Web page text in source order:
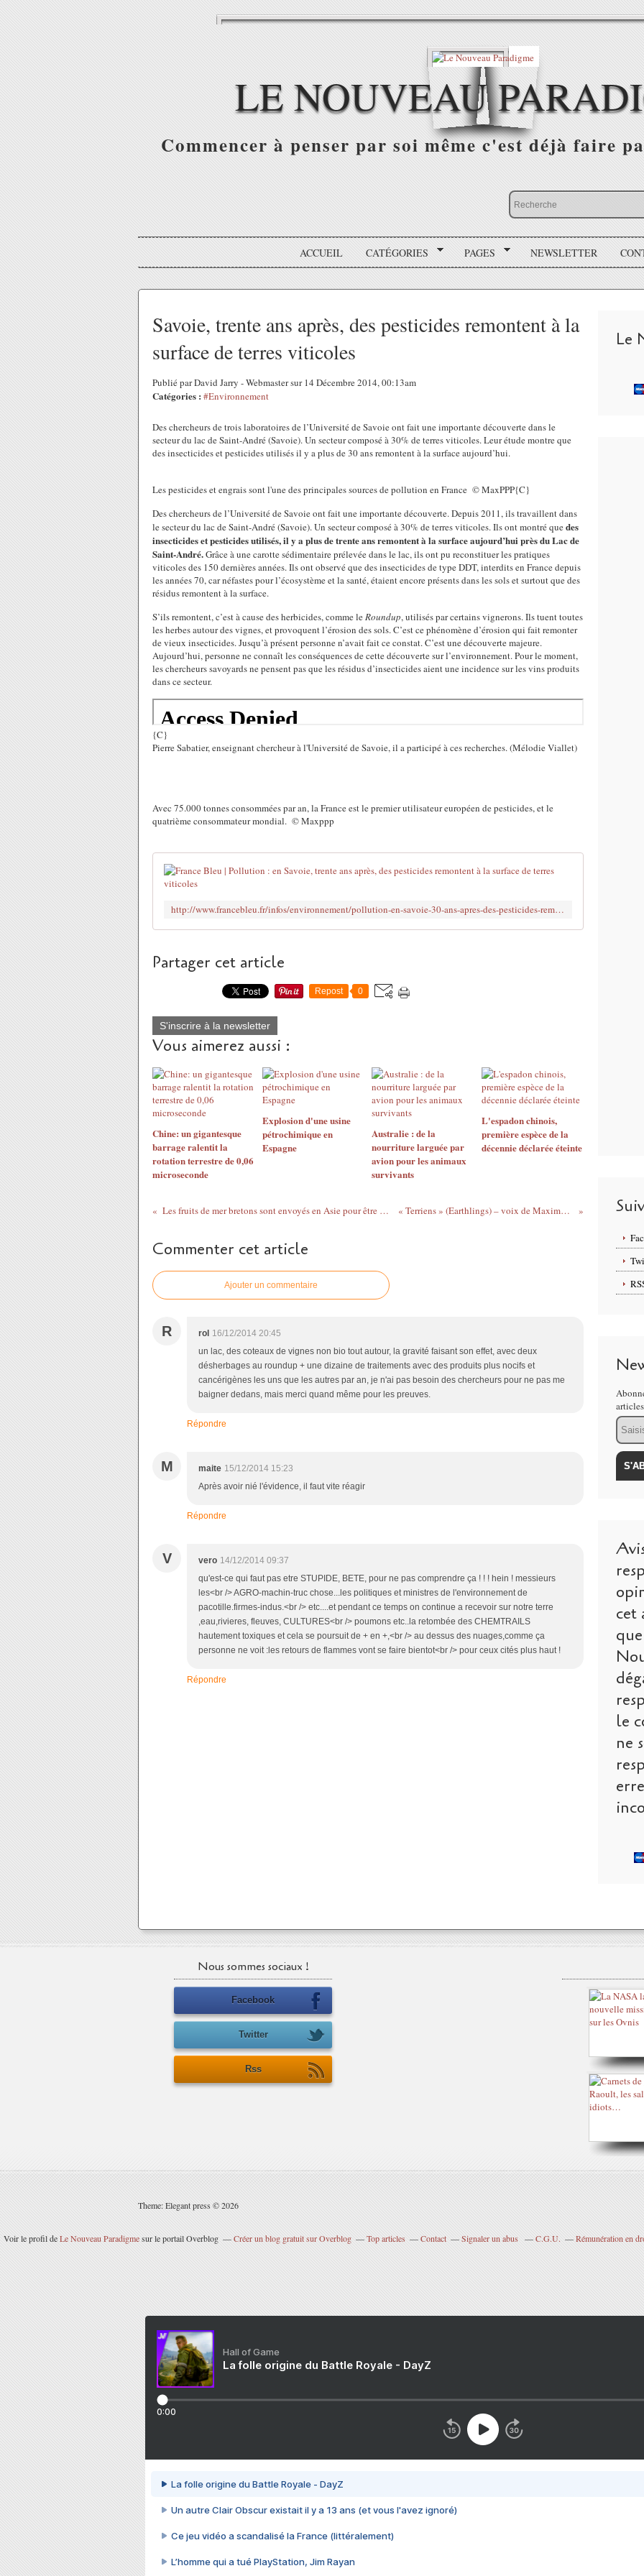
LE NOUVEAU
Commencer à penser par soi même c'est déjà faire
ACCUEIL CATÉGORIES PAGES NEWSLETTER
Savoie, trente ans après, des pesticides remontent à la
surface de terres viticoles
Publié par David Jarry - Webmaster sur 14 Décembre 2014, 00:13am
Catégories : #Environnement
Des chercheurs de trois laboratoires de l’Université de Savoie ont fait une importante découverte dans le
secteur du lac de Saint-André (Savoie). Un secteur composé à 30% de terres viticoles. Leur étude montre que
des insecticides et pesticides utilisés il y a plus de 30 ans remontent à la surface aujourd’hui.
Les pesticides et engrais sont l'une des principales sources de pollution en France © MaxPPP{C}
Des chercheurs de l’Université de Savoie ont fait une importante découverte. Depuis 2011, ils travaillent dans
le secteur du lac de Saint-André (Savoie). Un secteur composé à 30% de terres viticoles. Ils ont montré quedes
insecticides et pesticides utilisés, il y a plus de trente ans remontent à la surface aujourd’hui près du Lac de
Saint-André.Grâce à une carotte sédimentaire prélevée dans le lac, ils ont pu reconstituer les pratiques
viticoles des 150 dernières années. Ils ont observé que des insecticides de type DDT, interdits en France depuis
les années 70, car néfastes pour l’écosystème et la santé, étaient encore présents dans les sols et surtout que des
résidus remontent à la surface.
S’ils remontent, c’est à cause des herbicides, comme leRoundup, utilisés par certains vignerons. Ils tuent toutes
les herbes autour des vignes, et provoquent l’érosion des sols. C’est ce phénomène d’érosion qui fait remonter
de vieux insecticides. Jusqu’à présent personne n’avait fait ce constat. C’est une découverte majeure.
Aujourd’hui, personne ne connaît les conséquences de cette découverte sur l’environnement. Pour le moment,
les chercheurs savoyards ne pensent pas que les résidus d’insecticides aient une incidence sur les vins produits
dans ce secteur.
{C}
Pierre Sabatier, enseignant chercheur à l'Université de Savoie, il a participé à ces recherches. (Mélodie Viallet)
Avec 75.000 tonnes consommées par an, la France est le premier utilisateur européen de pesticides, et le
quatrième consommateur mondial. © Maxppp
http://www.francebleu.fr/infos/environnement/pollution-en-savoie-30-ans-apres-des-pesticides-remontent-la-surface-de-terres-viticoles-1985630
Partager cet article
Repost 0
S'inscrire à la newsletter
Vous aimerez aussi :
Chine: un gigantesque
barrage ralentit la
rotation terrestre de 0,06
microseconde
Explosion d'une usine
pétrochimique en
Espagne
Australie : de la
nourriture larguée par
avion pour les animaux
survivants
L'espadon chinois,
première espèce de la
décennie déclarée éteinte
Les fruits de mer bretons sont envoyés en Asie pour être nettoyés... « Terriens » (Earthlings) – voix de Maxime Ginolin
Commenter cet article
Ajouter un commentaire
R rol 16/12/2014 20:45
un lac, des coteaux de vignes non bio tout autour, la gravité faisant son effet, avec deux
désherbages au roundup + une dizaine de traitements avec des produits plus nocifs et
cancérigènes les uns que les autres par an, je n'ai pas besoin des chercheurs pour ne pas me
baigner dedans, mais merci quand même pour les preuves.
Répondre
M maite 15/12/2014 15:23
Après avoir nié l'évidence, il faut vite réagir
Répondre
V vero 14/12/2014 09:37
qu'est-ce qui faut pas etre STUPIDE, BETE, pour ne pas comprendre ça ! ! ! hein ! messieurs
les<br /> AGRO-machin-truc chose...les politiques et ministres de l'environnement de
pacotille.firmes-indus.<br /> etc....et pendant ce temps on continue a recevoir sur notre terre
,eau,rivieres, fleuves, CULTURES<br /> poumons etc..la retombée des CHEMTRAILS
hautement toxiques et cela se poursuit de + en +,<br /> au dessus des nuages,comme ça
personne ne voit :les retours de flammes vont se faire bientot<br /> pour ceux cités plus haut !
Répondre
Le
Email
cet
le
ne
Nous sommes sociaux !
Facebook
Twitter
Rss
Theme: Elegant press © 2026
Voir le profil deLe Nouveau Paradigmesur le portail Overblog Créer un blog gratuit sur Overblog Top articles Contact Signaler un abus C.G.U. Rémunération en
Hall of Game
La folle origine du Battle Royale - DayZ
0:00
La folle origine du Battle Royale - DayZ
Un autre Clair Obscur existait il y a 13 ans (et vous l'avez ignoré)
Ce jeu vidéo a scandalisé la France (littéralement)
L’homme qui a tué PlayStation, Jim Rayan